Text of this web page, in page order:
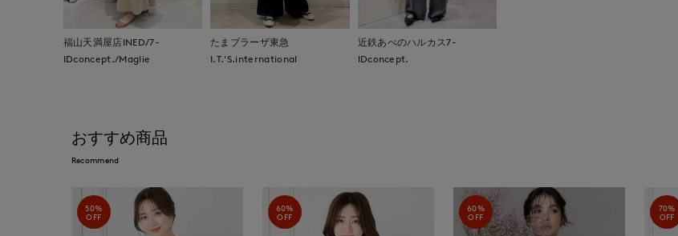
福山天満屋店INED/7-
IDconcept./Maglie
たまプラーザ東急
I.T.'S.international
近鉄あべのハルカス7-
IDconcept.
おすすめ商品
Recommend
50%
OFF
60%
OFF
60%
OFF
70%
OFF